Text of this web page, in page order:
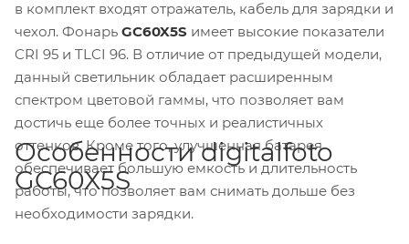
в комплект входят отражатель, кабель для зарядки и
чехол. Фонарь GC60X5S имеет высокие показатели
CRI 95 и TLCI 96. В отличие от предыдущей модели,
данный светильник обладает расширенным
спектром цветовой гаммы, что позволяет вам
достичь еще более точных и реалистичных
оттенков. Кроме того, улучшенная батарея
обеспечивает большую емкость и длительность
работы, что позволяет вам снимать дольше без
необходимости зарядки.
Особенности digitalfoto
GC60X5S